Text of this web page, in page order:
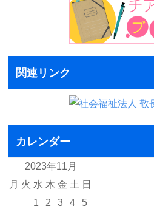
関連リンク
カレンダー
2023年11月
月 火 水 木 金 土 日
1 2 3 4
5